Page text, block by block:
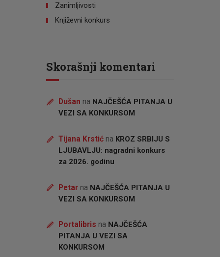
Zanimljivosti
Književni konkurs
Skorašnji komentari
Dušan na NAJČEŠĆA PITANJA U
VEZI SA KONKURSOM
Tijana Krstićna KROZ SRBIJU S
LJUBAVLJU: nagradni konkurs
za 2026. godinu
Petarna NAJČEŠĆA PITANJA U
VEZI SA KONKURSOM
Portalibris na NAJČEŠĆA
PITANJA U VEZI SA
KONKURSOM